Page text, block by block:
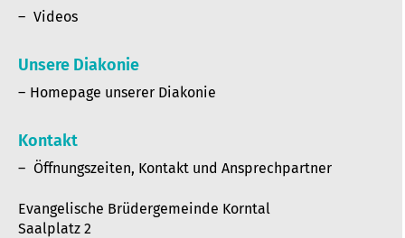
Videos
Unsere Diakonie
Homepage unserer Diakonie
Kontakt
Öffnungszeiten, Kontakt und Ansprechpartner
Evangelische Brüdergemeinde Korntal
Saalplatz 2